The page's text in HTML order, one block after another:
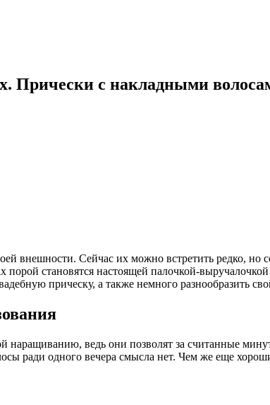
Прически с накладными
внешности. Сейчас их можно встретить редко,
становятся настоящей палочкой-
прическу, а также немного разнообразить
наращиванию, ведь они позволят за считанные
ради одного вечера смысла нет. Чем же еще